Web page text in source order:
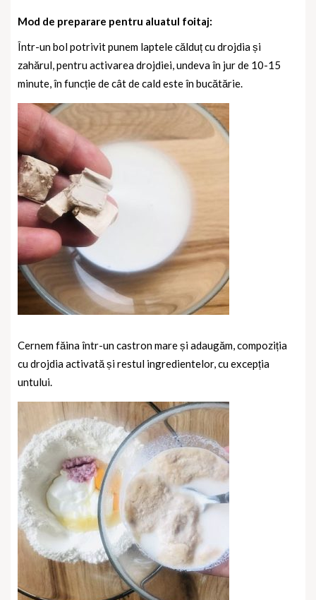
Mod de preparare pentru aluatul foitaj:
Într-un bol potrivit punem laptele călduț cu drojdia și
zahărul, pentru activarea drojdiei, undeva în jur de 10-15
minute, în funcție de cât de cald este în bucătărie.
Cernem făina într-un castron mare și adaugăm, compoziția
cu drojdia activată șirestul ingredientelor, cu excepția
untului.